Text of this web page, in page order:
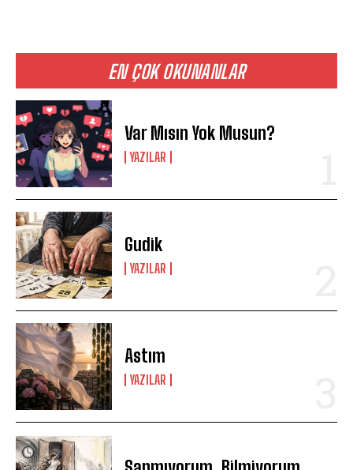
EN ÇOK OKUNANLAR
Var Mısın Yok Musun?
YAZILAR
Gudik
YAZILAR
Astım
YAZILAR